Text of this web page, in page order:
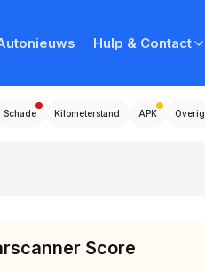
Hulp & Contact
Schade Kilometerstand APK Overig
Score